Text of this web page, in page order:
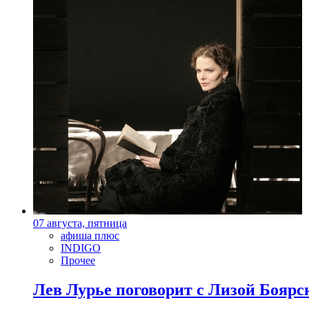
07 августа, пятница
афиша плюс
INDIGO
Прочее
Лев Лурье поговорит с Лизой